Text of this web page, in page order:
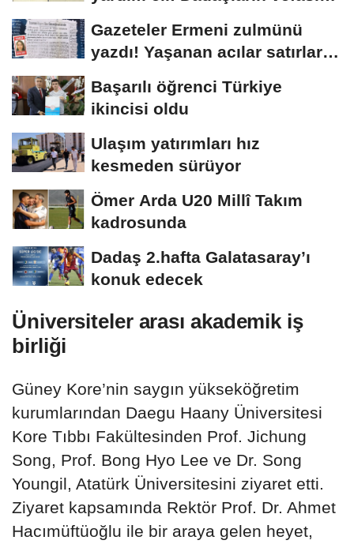
Gazeteler Ermeni zulmünü
yazdı! Yaşanan acılar satırlara
Başarılı öğrenci Türkiye
ikincisi oldu
Ulaşım yatırımları hız
kesmeden sürüyor
Ömer Arda U20 Millî Takım
kadrosunda
Dadaş 2.hafta Galatasaray’ı
konuk edecek
Üniversiteler arası akademik iş
birliği
Güney Kore’nin saygın yükseköğretim
kurumlarından Daegu Haany Üniversitesi
Kore Tıbbı Fakültesinden Prof. Jichung
Song, Prof. Bong Hyo Lee ve Dr. Song
Youngil, Atatürk Üniversitesini ziyaret etti.
Ziyaret kapsamında Rektör Prof. Dr. Ahmet
Hacımüftüoğlu ile bir araya gelen heyet,